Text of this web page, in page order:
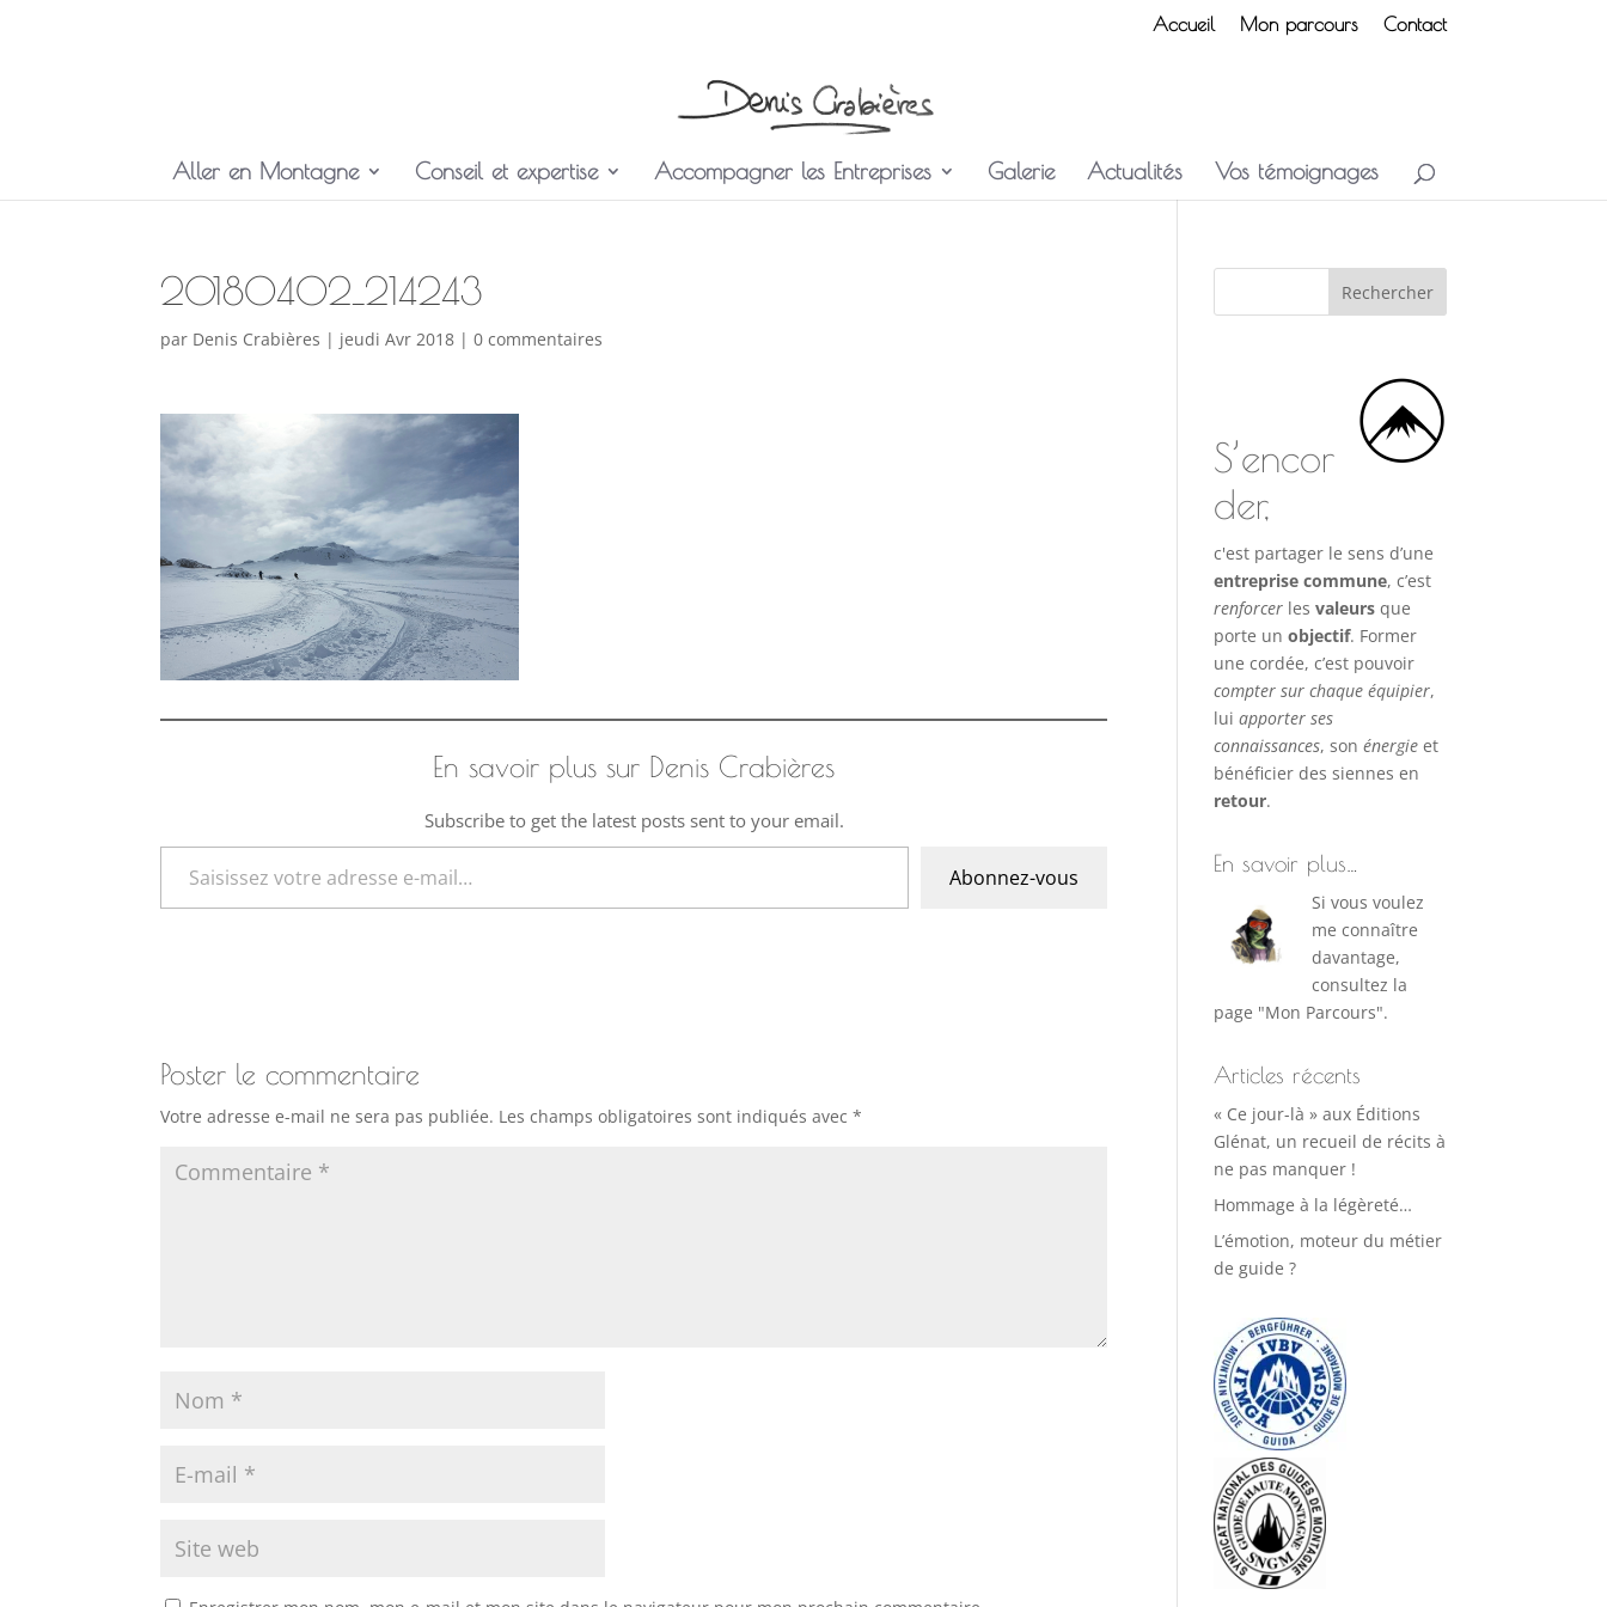
Accueil Mon parcours Contact
Aller en Montagne Conseil et expertise Accompagner les Entreprises Galerie Actualités Vos témoignages
20180402_214243
par Denis Crabières | jeudi Avr 2018 |0 commentaires
En savoir plus sur Denis Crabières
Subscribe to get the latest posts sent to your email.
Saisissez votre adresse e-mail…
Abonnez-vous
Poster le commentaire
Votre adresse e-mail ne sera pas publiée. Les champs obligatoires sont indiqués avec*
S’encor
der,
c'est partager le sens d’une
entreprise commune, c’est
renforcer lesvaleurs que
porte unobjectif. Former
une cordée, c’est pouvoir
compter sur chaque équipier,
luiapporter ses
connaissances, sonénergie et
bénéficier des siennes en
retour.
En savoir plus…
Si vous voulez
me connaître
davantage,
consultez la
page "Mon Parcours".
Articles récents
« Ce jour-là » aux Éditions
Glénat, un recueil de récits à
ne pas manquer !
Hommage à la légèreté…
L’émotion, moteur du métier
de guide ?